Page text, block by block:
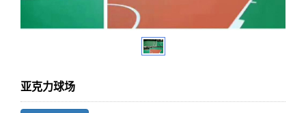
亚克力球场